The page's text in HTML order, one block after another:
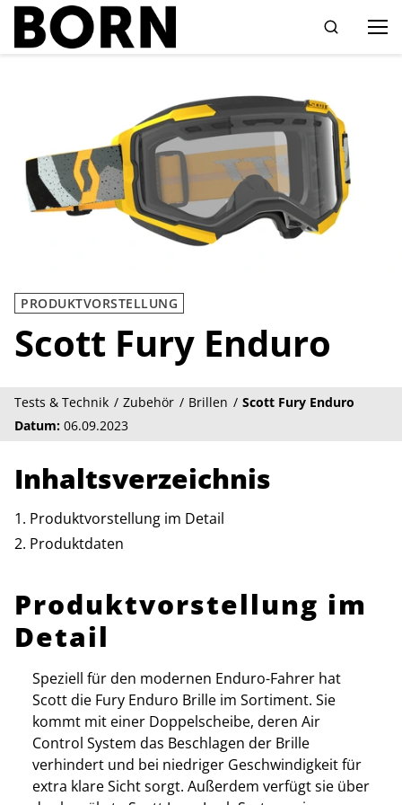
PRODUKTVORSTELLUNG
Scott Fury Enduro
Tests & Technik Zubehör Brillen
Scott Fury Enduro
Datum: 06.09.2023
Inhaltsverzeichnis
Produktvorstellung im Detail
Produktdaten
Produktvorstellung im
Detail
Speziell für den modernen Enduro-Fahrer hat
Scott die Fury Enduro Brille im Sortiment. Sie
kommt mit einer Doppelscheibe, deren Air
Control System das Beschlagen der Brille
verhindert und bei niedriger Geschwindigkeit für
extra klare Sicht sorgt. Außerdem verfügt sie über